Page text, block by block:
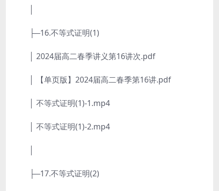
├─16.不等式证明(1)
│ 2024届高二春季讲义第16讲次.pdf
│ 【单页版】2024届高二春季第16讲.pdf
│ 不等式证明(1)-1.mp4
│ 不等式证明(1)-2.mp4
├─17.不等式证明(2)